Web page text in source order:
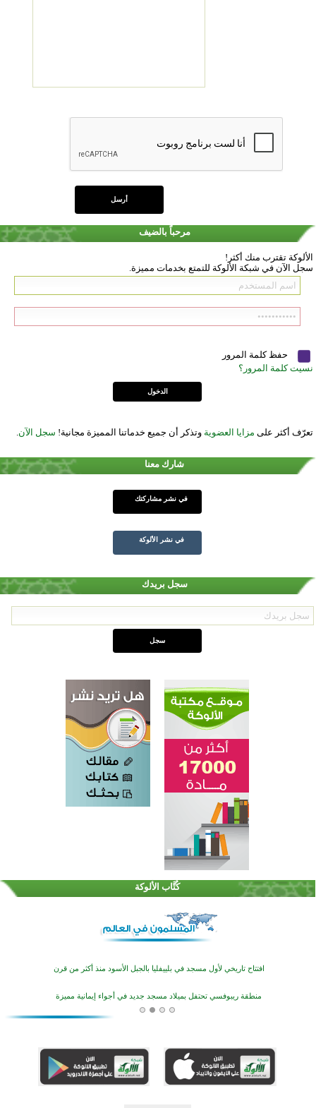
مرحباً بالضيف
الألوكة تقترب منك أكثر!
سجل الآن في شبكة الألوكة للتمتع بخدمات مميزة.
حفظ كلمة المرور
نسيت كلمة المرور؟
تعرّف أكثر على مزايا العضوية وتذكر أن جميع خدماتنا المميزة مجانية! سجل الآن
شارك معنا
في نشر مشاركتك
في نشر الألوكة
سجل بريدك
كُتَّاب الألوكة
اختتام الدورة التاسعة لمسابقة حفظ وتلاوة القرآن الكريم في أزناكاييف
تيسليتش تختتم برنامجا تعليميا لتعزيز القيم وبناء الشخصية للشباب المسلمين
اختتام منافسات قرآنية متميزة في بنغلاديش بمشاركة 3000 متسابق
أكبر مشروع إسلامي في ريف أستراليا يفتتح أبوابه بعد سنوات من العمل والعطاء
اختتام الدورة التاسعة لمسابقة حفظ وتلاوة القرآن الكريم في أزناكاييف